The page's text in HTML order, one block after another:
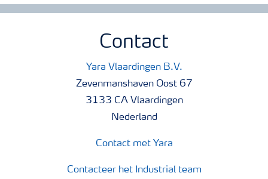
Contact
Yara Vlaardingen B.V.
Zevenmanshaven Oost 67
3133 CA Vlaardingen
Nederland
Contact met Yara
Contacteer het Industrial team